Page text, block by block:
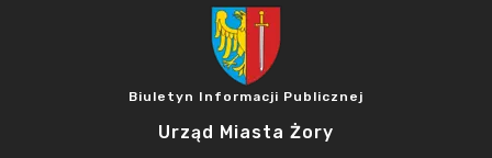
Biuletyn Informacji Publicznej
Urząd Miasta Żory